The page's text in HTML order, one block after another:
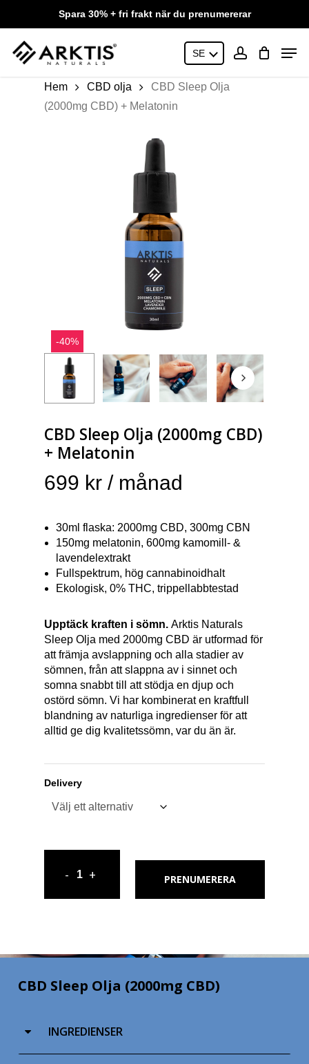
content
Spara 30% + fri frakt när du prenumererar
SE
account
Hem CBD olja
CBD Sleep Olja
(2000mg CBD) + Melatonin
-40%
CBD Sleep Olja (2000mg CBD)
+ Melatonin
699 kr / månad
30ml flaska: 2000mg CBD, 300mg CBN
150mg melatonin, 600mg kamomill- &
lavendelextrakt
Fullspektrum, hög cannabinoidhalt
Ekologisk, 0% THC, trippellabbtestad
Upptäck kraften i sömn. Arktis Naturals
Sleep Olja med 2000mg CBD är utformad för
att främja avslappning och alla stadier av
sömnen, från att slappna av i sinnet och
somna snabbt till att stödja en djup och
ostörd sömn. Vi har kombinerat en kraftfull
blandning av naturliga ingredienser för att
alltid ge dig kvalitetssömn, var du än är.
Delivery
PRENUMERERA
CBD Sleep Olja (2000mg CBD)
INGREDIENSER
Menu